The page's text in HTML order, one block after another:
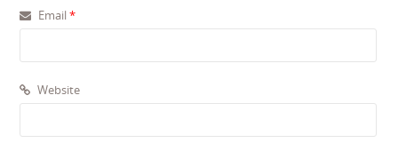
Email*
Website